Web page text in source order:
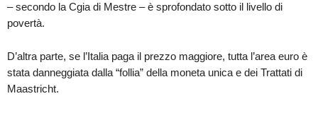
– secondo la Cgia di Mestre – è sprofondato sotto il livello di
povertà.
D’altra parte, se l’Italia paga il prezzo maggiore, tutta l’area euro è
stata danneggiata dalla “follia” della moneta unica e dei Trattati di
Maastricht.